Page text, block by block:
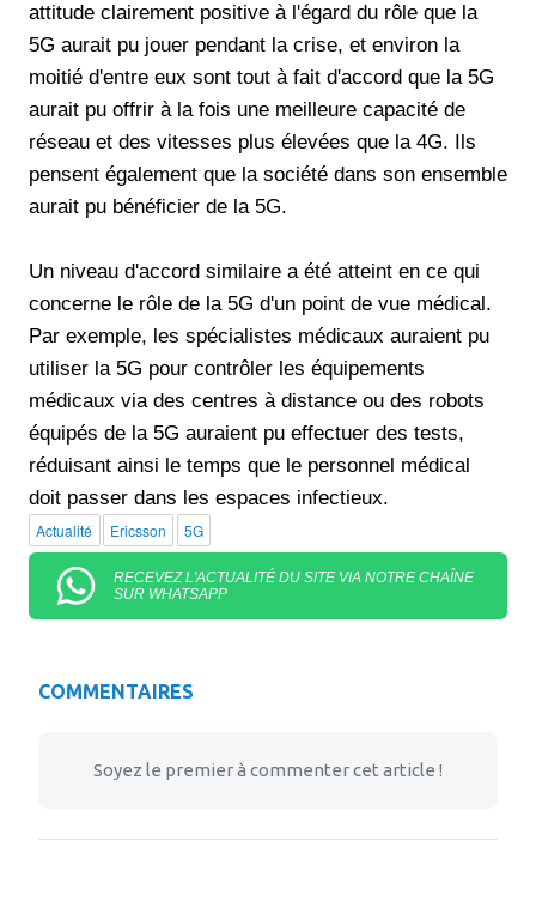
attitude clairement positive à l'égard du rôle que la
5G aurait pu jouer pendant la crise, et environ la
moitié d'entre eux sont tout à fait d'accord que la 5G
aurait pu offrir à la fois une meilleure capacité de
réseau et des vitesses plus élevées que la 4G. Ils
pensent également que la société dans son ensemble
aurait pu bénéficier de la 5G.
Un niveau d'accord similaire a été atteint en ce qui
concerne le rôle de la 5G d'un point de vue médical.
Par exemple, les spécialistes médicaux auraient pu
utiliser la 5G pour contrôler les équipements
médicaux via des centres à distance ou des robots
équipés de la 5G auraient pu effectuer des tests,
réduisant ainsi le temps que le personnel médical
doit passer dans les espaces infectieux.
Actualité Ericsson 5G
RECEVEZ L'ACTUALITÉ DU SITE VIA NOTRE CHAÎNE
SUR WHATSAPP
COMMENTAIRES
Soyez le premier à commenter cet article !